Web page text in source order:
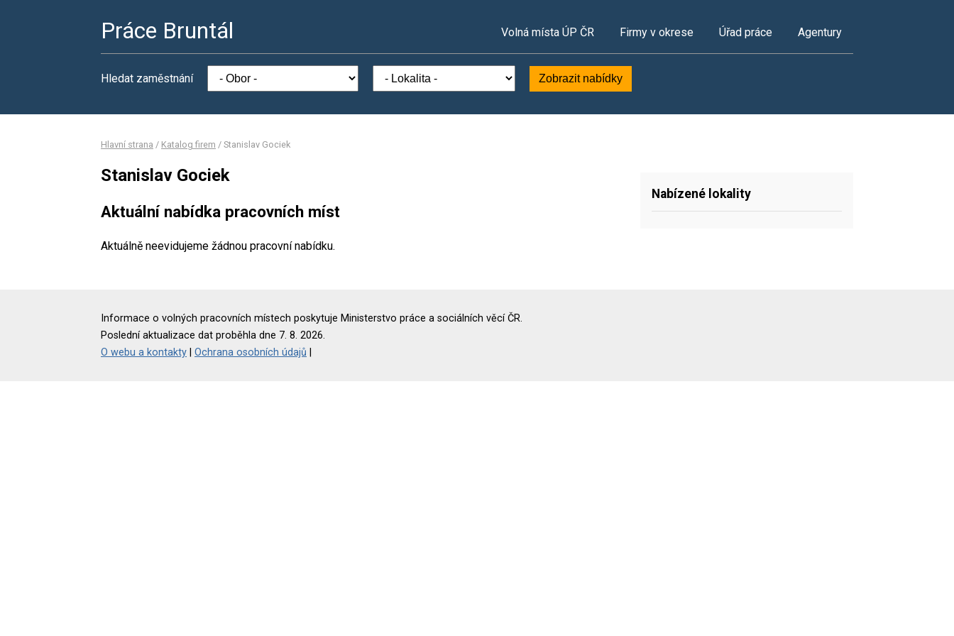
Práce Bruntál Volná místa ÚP ČR Firmy v okrese Úřad práce Agentury
Hledat zaměstnání Zobrazit nabídky
Hlavní strana / Katalog firem / Stanislav Gociek
Stanislav Gociek
Aktuální nabídka pracovních míst
Aktuálně neevidujeme žádnou pracovní nabídku.
Nabízené lokality
Informace o volných pracovních místech poskytuje Ministerstvo práce a sociálních věcí ČR.
Poslední aktualizace dat proběhla dne 7. 8. 2026.
O webu a kontakty
Ochrana osobních údajů